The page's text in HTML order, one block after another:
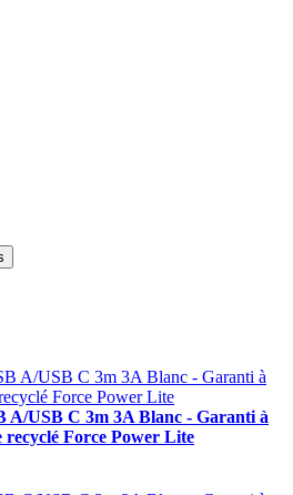
A/USB C 3m 3A Blanc - Garanti à
recyclé Force Power Lite